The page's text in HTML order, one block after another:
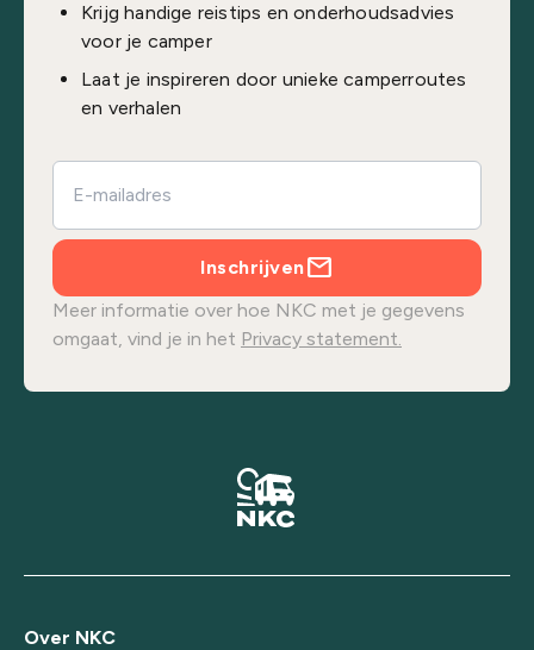
Krijg handige reistips en onderhoudsadvies
voor je camper
Laat je inspireren door unieke camperroutes
en verhalen
Inschrijven
Meer informatie over hoe NKC met je gegevens
omgaat, vind je in het Privacy statement.
Over NKC